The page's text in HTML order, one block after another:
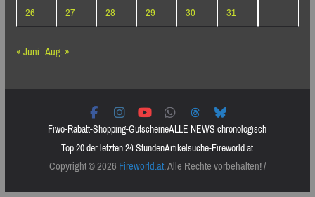
26
27 28 29 30
31
« Juni Aug. »
Fiwo-Rabatt-Shopping-GutscheineALLE NEWS chronologisch
Top 20 der letzten 24 StundenArtikelsuche-Fireworld.at
Copyright © 2026Fireworld.at. Alle Rechte vorbehalten! /